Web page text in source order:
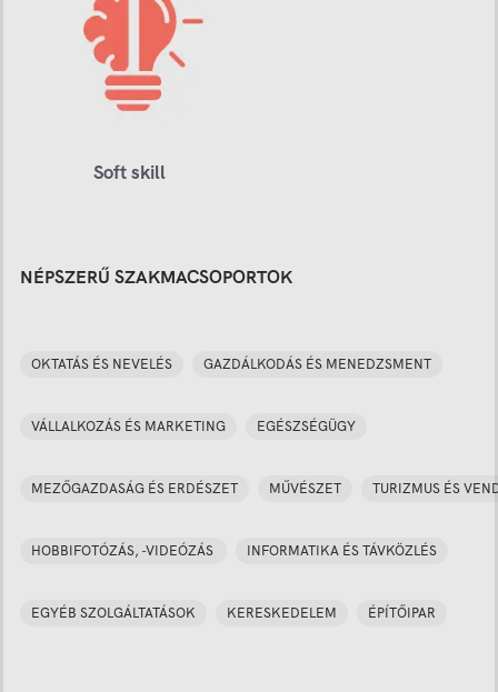
Soft skill
NÉPSZERŰ SZAKMACSOPORTOK
OKTATÁS ÉS NEVELÉS GAZDÁLKODÁS ÉS MENEDZSMENT
VÁLLALKOZÁS ÉS MARKETING EGÉSZSÉGÜGY
MEZŐGAZDASÁG ÉS ERDÉSZET MŰVÉSZET TURIZMUS ÉS
HOBBIFOTÓZÁS, -VIDEÓZÁS INFORMATIKA ÉS TÁVKÖZLÉS
EGYÉB SZOLGÁLTATÁSOK KERESKEDELEM ÉPÍTŐIPAR